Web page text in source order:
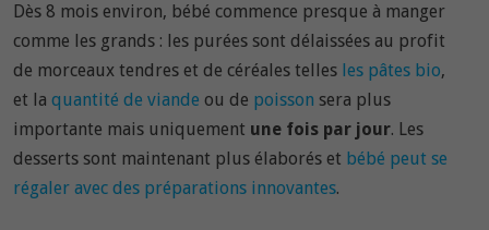
Dès 8 mois environ, bébé commence presque à manger
comme les grands : les purées sont délaissées au profit
de morceaux tendres et de céréales telles les pâtes bio,
et laquantité de viande ou de poisson sera plus
importante mais uniquement une fois par jour. Les
desserts sont maintenant plus élaborés et bébé peut se
régaler avec des préparations innovantes.